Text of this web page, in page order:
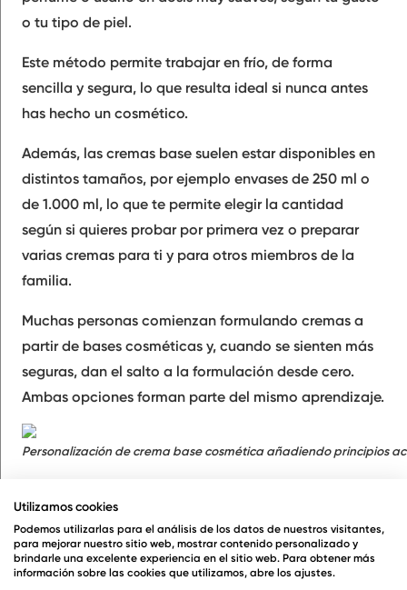
o tu tipo de piel.
Este método permite trabajar en frío, de forma
sencilla y segura, lo que resulta ideal si nunca antes
has hecho un cosmético.
Además, las cremas base suelen estar disponibles en
distintos tamaños, por ejemplo envases de 250 ml o
de 1.000 ml, lo que te permite elegir la cantidad
según si quieres probar por primera vez o preparar
varias cremas para ti y para otros miembros de la
familia.
Muchas personas comienzan formulando cremas a
partir de bases cosméticas y, cuando se sienten más
seguras, dan el salto a la formulación desde cero.
Ambas opciones forman parte del mismo aprendizaje.
Personalización de crema base cosmética añadiendo principios
Los principios activos y los aceites esenciales son
ingredientes que se añaden a una crema para aportar
Utilizamos cookies
Podemos utilizarlas para el análisis de los datos de nuestros visitantes,
para mejorar nuestro sitio web, mostrar contenido personalizado y
brindarle una excelente experiencia en el sitio web. Para obtener más
información sobre las cookies que utilizamos, abre los ajustes.